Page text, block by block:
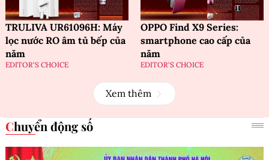
TRULIVA UR61096H: Máy
lọc nước RO âm tủ bếp của
năm
EDITOR'S CHOICE
OPPO Find X9 Series:
smartphone cao cấp của
năm
EDITOR'S CHOICE
Xem thêm
Chuyển động số